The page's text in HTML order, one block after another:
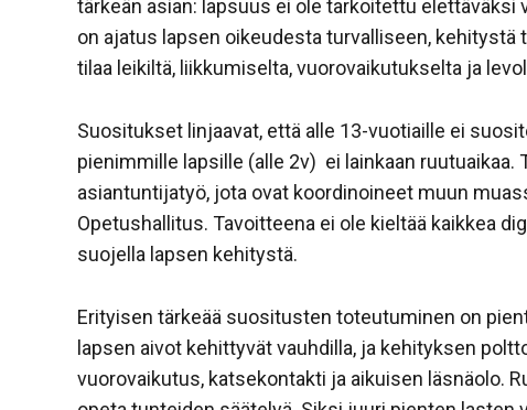
tärkeän asian: lapsuus ei ole tarkoitettu
on ajatus lapsen oikeudesta turvalliseen, kehitystä
tilaa leikiltä, liikkumiselta, vuorovaikutukselta ja
Suositukset linjaavat, että alle 13-vuotiaille ei
pienimmille lapsille (alle 2v) ei lainkaan ruutuaikaa.
asiantuntijatyö, jota ovat koordinoineet muun
Opetushallitus. Tavoitteena ei ole kieltää kaikkea
suojella lapsen kehitystä.
Erityisen tärkeää suositusten toteutuminen on
lapsen aivot kehittyvät vauhdilla, ja kehityksen
vuorovaikutus, katsekontakti ja aikuisen läsnäolo.